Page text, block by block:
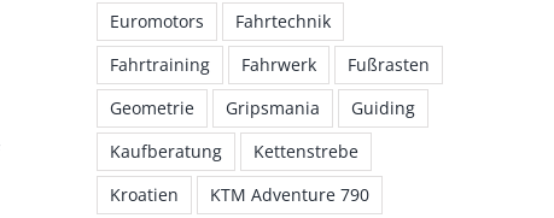
Euromotors
Fahrtechnik
Fahrtraining
Fahrwerk
Fußrasten
Geometrie
Gripsmania
Guiding
Kaufberatung
Kettenstrebe
Kroatien
KTM Adventure 790